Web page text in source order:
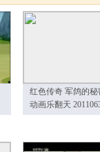
红色传奇 军鸽的秘
动画乐翻天